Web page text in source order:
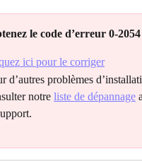
le code d’erreur 0-2054
ici pour le corriger
d’autres problèmes
notre liste de dépannage